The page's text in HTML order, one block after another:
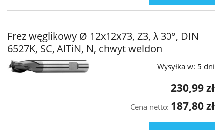
Frez węglikowy Ø 12x12x73, Z3, λ 30°, DIN
6527K, SC, AlTiN, N, chwyt weldon
Wysyłka w: 5 dni
230,99 zł
Cena netto: 187,80 zł